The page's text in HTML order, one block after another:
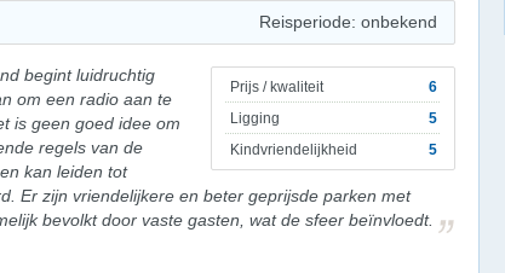
Reisperiode: onbekend
Prijs / kwaliteit
6
Ligging
5
Kindvriendelijkheid
5
begint luidruchtig
om een radio aan te
is geen goed idee om
regels van de
kan leiden tot
Er zijn vriendelijkere en beter geprijsde parken met
bevolkt door vaste gasten, wat de sfeer beïnvloedt.